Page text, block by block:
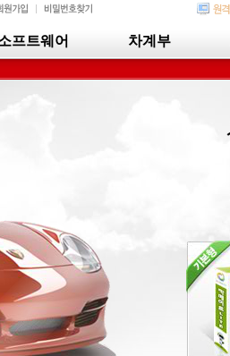
프트웨어 차계부